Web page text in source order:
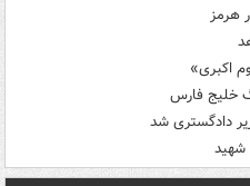
هرمز
دادگستری شد
شهید